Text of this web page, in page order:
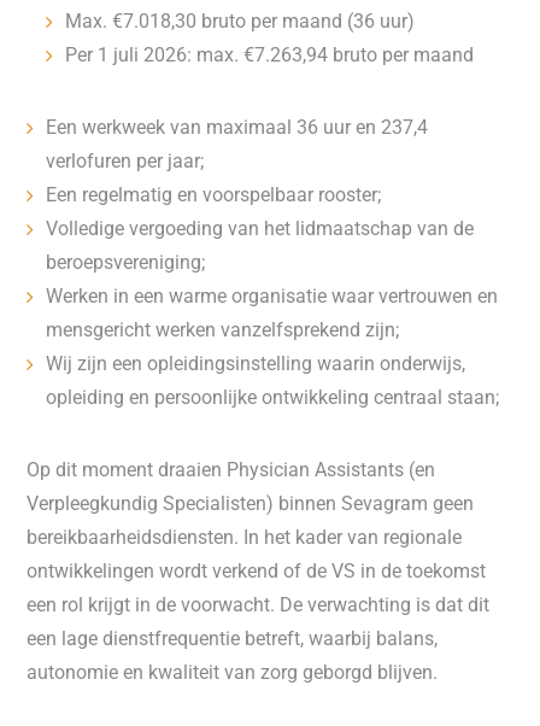
Max. €7.018,30 bruto per maand (36 uur)
Per 1 juli 2026: max. €7.263,94 bruto per maand
Een werkweek van maximaal 36 uur en 237,4
verlofuren per jaar;
Een regelmatig en voorspelbaar rooster;
Volledige vergoeding van het lidmaatschap van de
beroepsvereniging;
Werken in een warme organisatie waar vertrouwen en
mensgericht werken vanzelfsprekend zijn;
Wij zijn een opleidingsinstelling waarin onderwijs,
opleiding en persoonlijke ontwikkeling centraal staan;
Op dit moment draaien Physician Assistants (en
Verpleegkundig Specialisten) binnen Sevagram geen
bereikbaarheidsdiensten. In het kader van regionale
ontwikkelingen wordt verkend of de VS in de toekomst
een rol krijgt in de voorwacht. De verwachting is dat dit
een lage dienstfrequentie betreft, waarbij balans,
autonomie en kwaliteit van zorg geborgd blijven.